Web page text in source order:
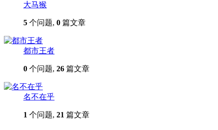
大马猴
5 个问题, 0 篇文章
都市王者
0 个问题, 26 篇文章
名不在乎
1 个问题, 21 篇文章